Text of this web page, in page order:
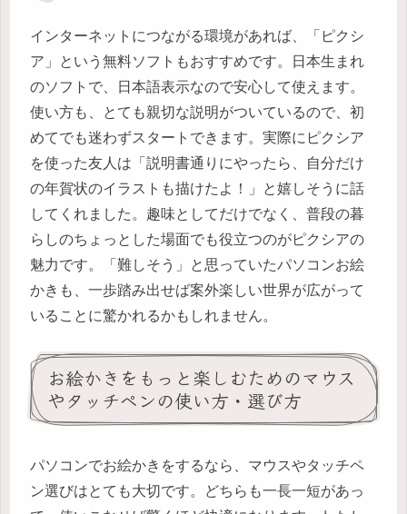
インターネットにつながる環境があれば、「ピクシ
ア」という無料ソフトもおすすめです。日本生まれ
のソフトで、日本語表示なので安心して使えます。
使い方も、とても親切な説明がついているので、初
めてでも迷わずスタートできます。実際にピクシア
を使った友人は「説明書通りにやったら、自分だけ
の年賀状のイラストも描けたよ！」と嬉しそうに話
してくれました。趣味としてだけでなく、普段の暮
らしのちょっとした場面でも役立つのがピクシアの
魅力です。「難しそう」と思っていたパソコンお絵
かきも、一歩踏み出せば案外楽しい世界が広がって
いることに驚かれるかもしれません。
お絵かきをもっと楽しむためのマウス
やタッチペンの使い方・選び方
パソコンでお絵かきをするなら、マウスやタッチペ
ン選びはとても大切です。どちらも一長一短があっ